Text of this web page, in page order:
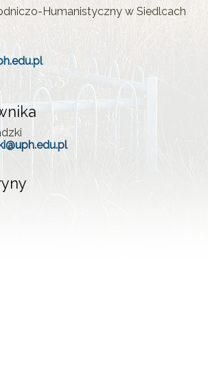
Humanistyczny w Siedlcach